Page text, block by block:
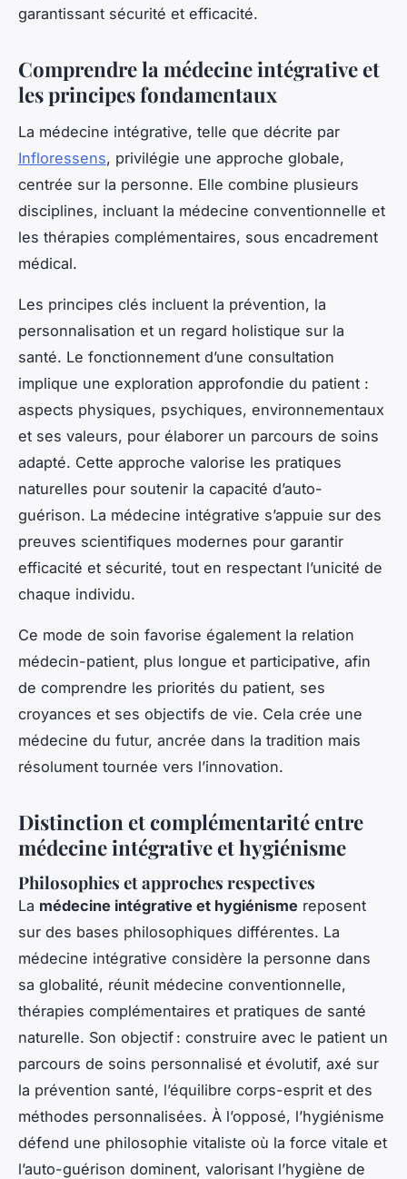
garantissant sécurité et efficacité.
Comprendre la médecine intégrative et
les principes fondamentaux
La médecine intégrative, telle que décrite par
Infloressens, privilégie une approche globale,
centrée sur la personne. Elle combine plusieurs
disciplines, incluant la médecine conventionnelle et
les thérapies complémentaires, sous encadrement
médical.
Les principes clés incluent la prévention, la
personnalisation et un regard holistique sur la
santé. Le fonctionnement d’une consultation
implique une exploration approfondie du patient :
aspects physiques, psychiques, environnementaux
et ses valeurs, pour élaborer un parcours de soins
adapté. Cette approche valorise les pratiques
naturelles pour soutenir la capacité d’auto-
guérison. La médecine intégrative s’appuie sur des
preuves scientifiques modernes pour garantir
efficacité et sécurité, tout en respectant l’unicité de
chaque individu.
Ce mode de soin favorise également la relation
médecin-patient, plus longue et participative, afin
de comprendre les priorités du patient, ses
croyances et ses objectifs de vie. Cela crée une
médecine du futur, ancrée dans la tradition mais
résolument tournée vers l’innovation.
Distinction et complémentarité entre
médecine intégrative et hygiénisme
Philosophies et approches respectives
La médecine intégrative et hygiénisme reposent
sur des bases philosophiques différentes. La
médecine intégrative considère la personne dans
sa globalité, réunit médecine conventionnelle,
thérapies complémentaires et pratiques de santé
naturelle. Son objectif : construire avec le patient un
parcours de soins personnalisé et évolutif, axé sur
la prévention santé, l’équilibre corps-esprit et des
méthodes personnalisées. À l’opposé, l’hygiénisme
défend une philosophie vitaliste où la force vitale et
l’auto-guérison dominent, valorisant l’hygiène de